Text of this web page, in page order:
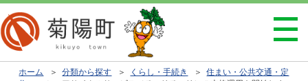
ホーム ＞分類から探す ＞ くらし・手続き ＞住まい・公共交通・定